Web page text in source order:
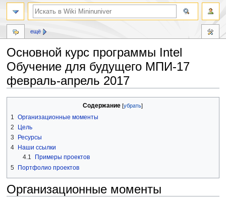
Основной курс программы Intel
Обучение для будущего МПИ-17
февраль-апрель 2017
навигации
поиску
Содержание
1
Организационные моменты
2
Цель
3
Ресурсы
4
Наши ссылки
4.1
Примеры проектов
5 Портфолио проектов
Организационные моменты
ещё